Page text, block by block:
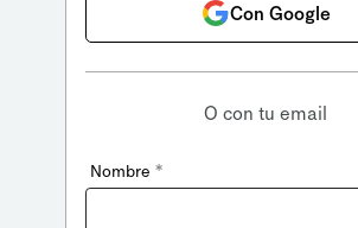
Con Google
O con tu email
Nombre *